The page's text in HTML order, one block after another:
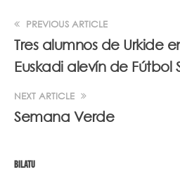
PREVIOUS ARTICLE
Tres alumnos de Urkide
Euskadi alevín de Fútbol
NEXT ARTICLE
Semana Verde
BILATU